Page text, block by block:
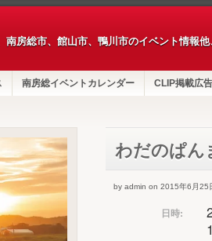
南房総市、館山市、鴨川市のイベント情報
南房総イベントカレンダー CLIP掲載広告
わだのぱん
by admin on 2015年6月25
日時: